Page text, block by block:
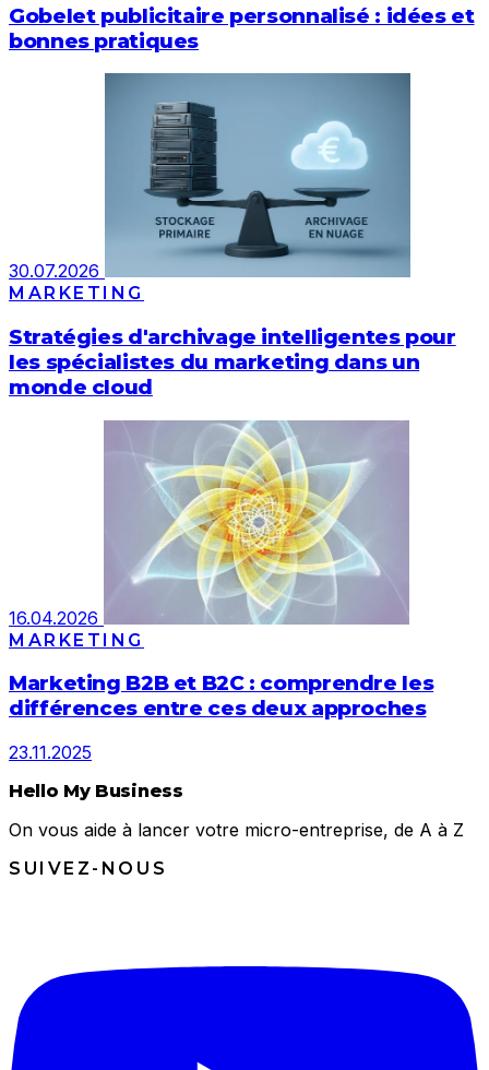
Gobelet publicitaire personnalisé : idées et
bonnes pratiques
30.07.2026
MARKETING
Stratégies d'archivage intelligentes pour
les spécialistes du marketing dans un
monde cloud
16.04.2026
MARKETING
Marketing B2B et B2C : comprendre les
différences entre ces deux approches
23.11.2025
Hello My Business
On vous aide à lancer votre micro-entreprise, de A à Z
SUIVEZ-NOUS